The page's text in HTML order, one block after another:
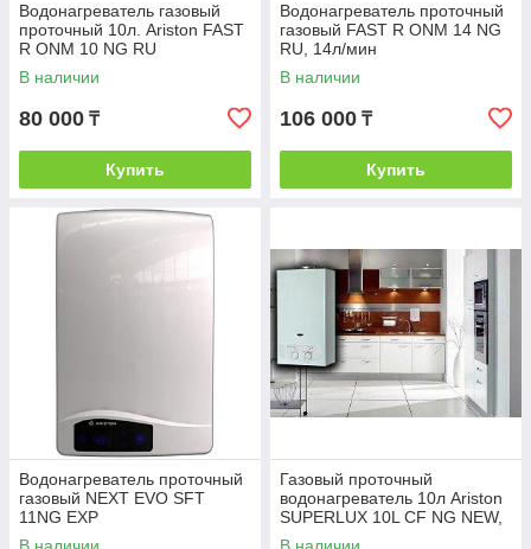
Водонагреватель газовый
проточный 10л. Ariston FAST
R ONM 10 NG RU
В наличии
80 000 ₸
Купить
Водонагреватель проточный
газовый FAST R ONM 14 NG
RU, 14л/мин
В наличии
106 000 ₸
Купить
Водонагреватель проточный
газовый NEXT EVO SFT
11NG EXP
Газовый проточный
водонагреватель 10л Ariston
SUPERLUX 10L CF NG NEW,
10л/мин